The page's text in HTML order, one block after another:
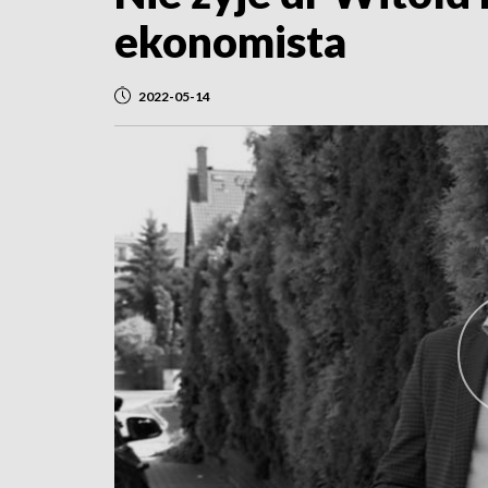
ekonomista
2022-05-14